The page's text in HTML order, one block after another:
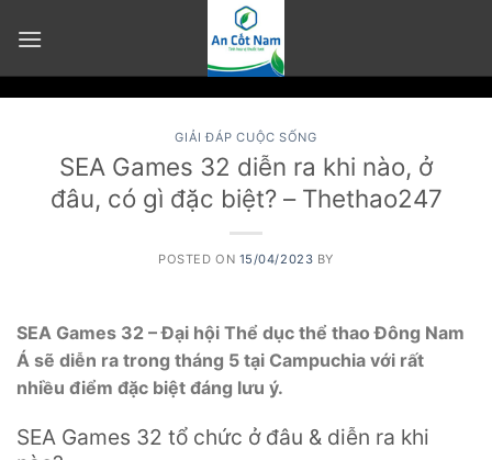
GIẢI ĐÁP CUỘC SỐNG
SEA Games 32 diễn ra khi nào, ở
đâu, có gì đặc biệt? – Thethao247
POSTED ON 15/04/2023 BY
SEA Games 32 – Đại hội Thể dục thể thao Đông Nam
Á sẽ diễn ra trong tháng 5 tại Campuchia với rất
nhiều điểm đặc biệt đáng lưu ý.
SEA Games 32 tổ chức ở đâu & diễn ra khi